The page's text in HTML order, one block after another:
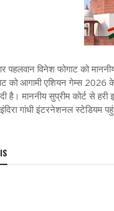
पहलवान विनेश फोगाट को
को आगामी एशियन गेम्स 2026
है। माननीय सुप्रीम कोर्ट से
इंदिरा गांधी इंटरनेशनल स्टेडियम